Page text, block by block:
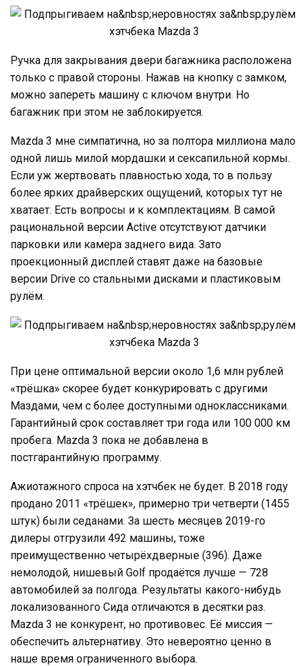
Ручка для закрывания двери багажника расположена
только с правой стороны. Нажав на кнопку с замком,
можно запереть машину с ключом внутри. Но
багажник при этом не заблокируется.
Mazda 3 мне симпатична, но за полтора миллиона мало
одной лишь милой мордашки и сексапильной кормы.
Если уж жертвовать плавностью хода, то в пользу
более ярких драйверских ощущений, которых тут не
хватает. Есть вопросы и к комплектациям. В самой
рациональной версии Active отсутствуют датчики
парковки или камера заднего вида. Зато
проекционный дисплей ставят даже на базовые
версии Drive со стальными дисками и пластиковым
рулём.
При цене оптимальной версии около 1,6 млн рублей
«трёшка» скорее будет конкурировать с другими
Маздами, чем с более доступными одноклассниками.
Гарантийный срок составляет три года или 100 000 км
пробега. Mazda 3 пока не добавлена в
постгарантийную программу.
Ажиотажного спроса на хэтчбек не будет. В 2018 году
продано 2011 «трёшек», примерно три четверти (1455
штук) были седанами. За шесть месяцев 2019-го
дилеры отгрузили 492 машины, тоже
преимущественно четырёхдверные (396). Даже
немолодой, нишевый Golf продаётся лучше — 728
автомобилей за полгода. Результаты какого-нибудь
локализованного Сида отличаются в десятки раз.
Mazda 3 не конкурент, но противовес. Её миссия —
обеспечить альтернативу. Это невероятно ценно в
наше время ограниченного выбора.